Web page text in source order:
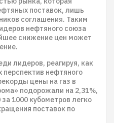
поставок, лишь
соглашения. Таким
нефтяного союза
снижение цен может
лидеров, реагируя, как
нефтяного
цены на газ в
подорожали на 2,31%,
1000 кубометров легко
поставок по